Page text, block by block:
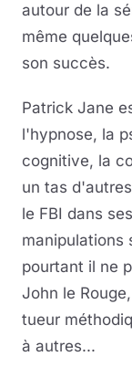
autour de la
même
son succès.
Patrick Jane
l'hypnose, la
cognitive, la
un tas
le FBI dans
manipulations
pourtant il ne
John le
tueur
à autres...